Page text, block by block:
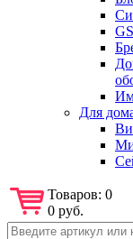
Для
Товаров: 0
0 руб.